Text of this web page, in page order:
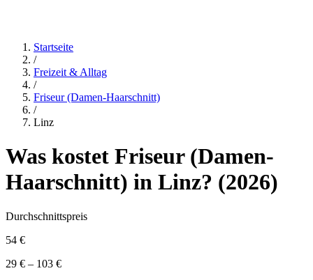
Startseite
/
Freizeit & Alltag
/
Friseur (Damen-Haarschnitt)
/
Linz
Was kostet Friseur (Damen-
Haarschnitt) in Linz? (2026)
Durchschnittspreis
54 €
29 € – 103 €